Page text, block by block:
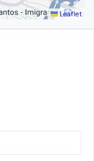
Leaflet